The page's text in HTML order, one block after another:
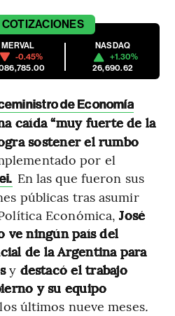
COTIZACIONES
MERVAL
-0.45%
NASDAQ
+1.30%
26,690.62
de Economía
caída “muy fuerte de la
sostener el rumbo
por el
En las que fueron sus
públicas tras asumir
Económica,José
ve ningún país del
de la Argentina para
y destacó el trabajo
y su equipo
últimos nueve meses.